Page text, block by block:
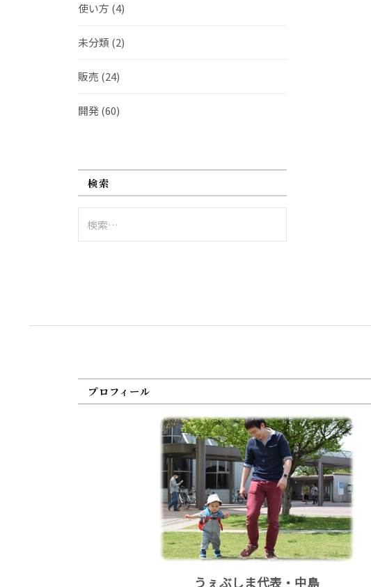
使い方 (4)
未分類 (2)
販売 (24)
開発(60)
検索
索:
プロフィール
うぇぶしま代表・中島